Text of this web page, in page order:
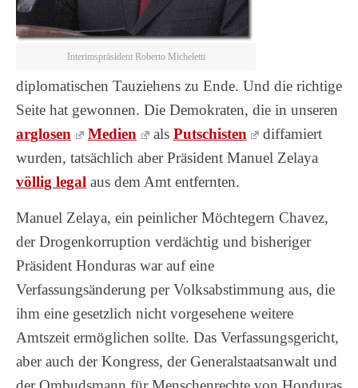
Interimspräsident Roberto Micheletti
diplomatischen Tauziehens zu Ende. Und die richtige
Seite hat gewonnen. Die Demokraten, die in unseren
arglosen
Medien als Putschisten
diffamiert
wurden, tatsächlich aber Präsident Manuel Zelaya
völlig legal aus dem Amt entfernten.
Manuel Zelaya, ein peinlicher Möchtegern Chavez,
der Drogenkorruption verdächtig und bisheriger
Präsident Honduras war auf eine
Verfassungsänderung per Volksabstimmung aus, die
ihm eine gesetzlich nicht vorgesehene weitere
Amtszeit ermöglichen sollte. Das Verfassungsgericht,
aber auch der Kongress, der Generalstaatsanwalt und